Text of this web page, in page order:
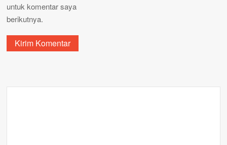
untuk komentar saya
berikutnya.